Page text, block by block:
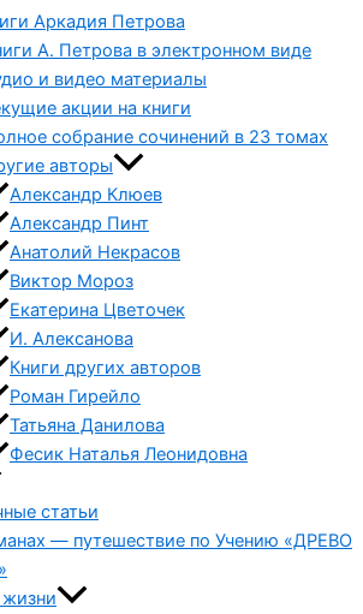
Аркадия Петрова
А. Петрова в электронном виде
и видео материалы
акции на книги
собрание сочинений в 23 томах
авторы
Александр Клюев
Александр Пинт
Анатолий Некрасов
Виктор Мороз
Екатерина Цветочек
И. Алексанова
Книги других авторов
Роман Гирейло
Татьяна Данилова
Фесик Наталья Леонидовна
статьи
— путешествие по Учению «ДРЕВО